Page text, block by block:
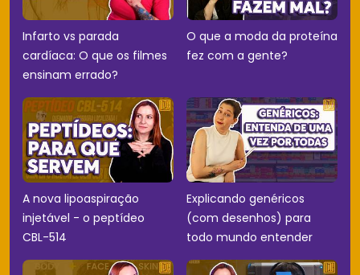
Infarto vs parada
cardíaca: O que os filmes
ensinam errado?
O que a moda da proteína
fez com a gente?
A nova lipoaspiração
injetável - o peptídeo
CBL-514
Explicando genéricos
(com desenhos) para
todo mundo entender